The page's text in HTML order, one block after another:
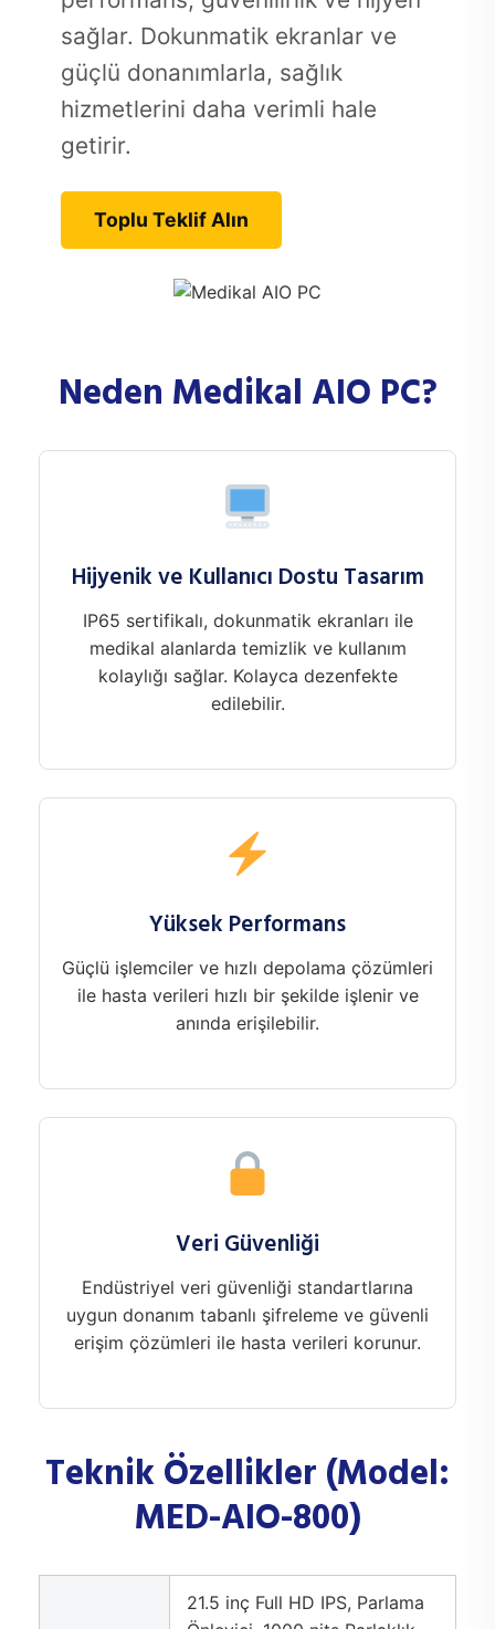
sağlar. Dokunmatik ekranlar ve
güçlü donanımlarla, sağlık
hizmetlerini daha verimli hale
getirir.
Toplu Teklif Alın
Neden Medikal AIO PC?
Hijyenik ve Kullanıcı Dostu Tasarım
IP65 sertifikalı, dokunmatik ekranları ile
medikal alanlarda temizlik ve kullanım
kolaylığı sağlar. Kolayca dezenfekte
edilebilir.
Yüksek Performans
Güçlü işlemciler ve hızlı depolama çözümleri
ile hasta verileri hızlı bir şekilde işlenir ve
anında erişilebilir.
Veri Güvenliği
Endüstriyel veri güvenliği standartlarına
uygun donanım tabanlı şifreleme ve güvenli
erişim çözümleri ile hasta verileri korunur.
Teknik Özellikler (Model:
MED-AIO-800)
21.5 inç Full HD IPS, Parlama